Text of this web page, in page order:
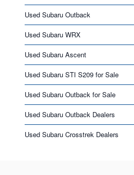
Used Subaru Outback
Used Subaru WRX
Used Subaru Ascent
Used Subaru STI S209 for Sale
Used Subaru Outback for Sale
Used Subaru Outback Dealers
Used Subaru Crosstrek Dealers